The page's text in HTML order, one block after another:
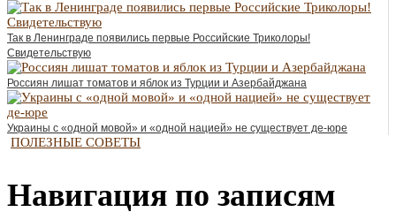
Так в Ленинграде появились первые Российские Триколоры!
Свидетельствую
Россиян лишат томатов и яблок из Турции и Азербайджана
Украины с «одной мовой» и «одной нацией» не существует де-юре
ПОЛЕЗНЫЕ СОВЕТЫ
Навигация по записям